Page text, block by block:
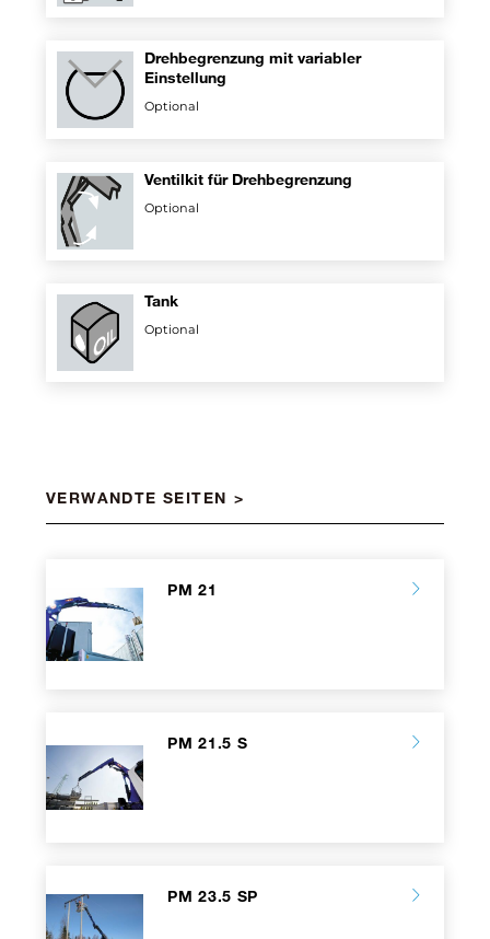
Drehbegrenzung mit variabler
Einstellung
Optional
Ventilkit für Drehbegrenzung
Optional
Tank
Optional
VERWANDTE SEITEN
PM 21
PM 21.5 S
PM 23.5 SP